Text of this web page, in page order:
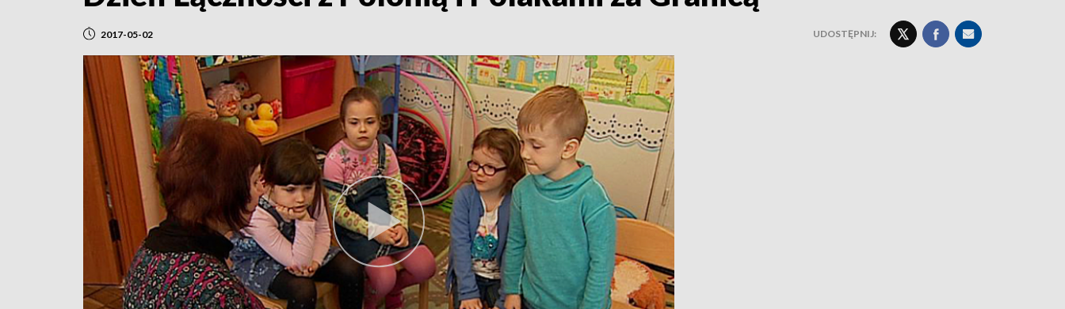
2017-05-02 UDOSTĘPNIJ: